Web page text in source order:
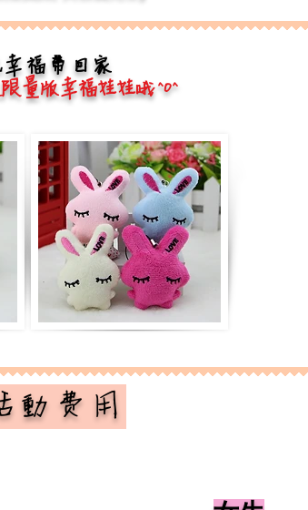
福帶回家
量版幸福娃娃哦 ^O^
動費用